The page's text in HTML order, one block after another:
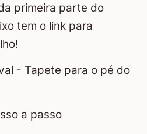
primeira parte do
tem o link para
- Tapete para o pé do
a passo